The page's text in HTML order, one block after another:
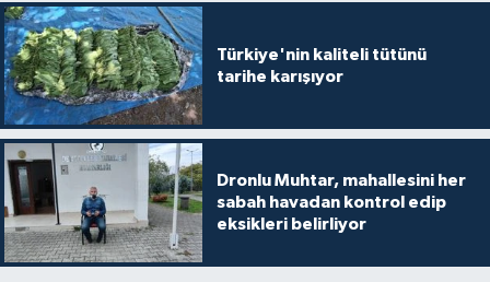
Türkiye'nin kaliteli tütünü
tarihe karışıyor
Dronlu Muhtar, mahallesini her
sabah havadan kontrol edip
eksikleri belirliyor